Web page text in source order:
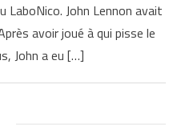
LaboNico. John Lennon avait
avoir joué à qui pisse le
John a eu […]